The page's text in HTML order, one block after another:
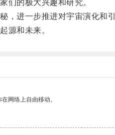
的极大兴趣和研究。
进一步推进对宇宙演化和引
和未来。
网络上自由移动。